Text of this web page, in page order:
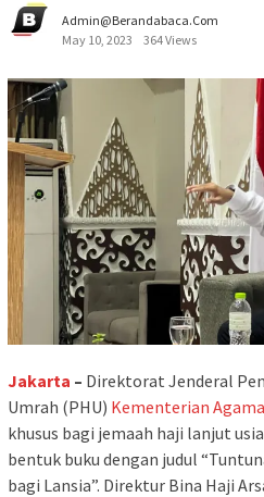
Admin@berandabaca.com
May 10, 2023
364 Views
Jakarta – Direktorat Jenderal
Umrah (PHU) Kementerian Agama
khusus bagi jemaah haji lanjut
bentuk buku dengan judul
bagi Lansia”. Direktur Bina Haji